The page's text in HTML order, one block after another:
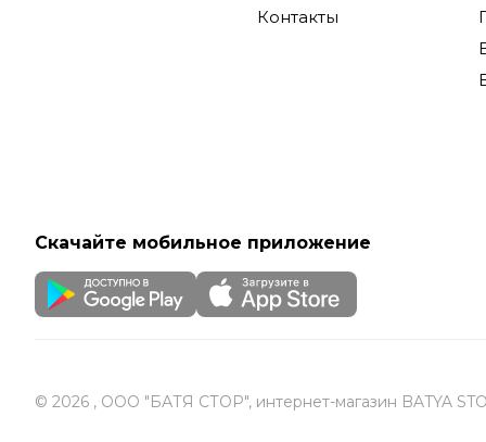
Kyocera
крупных
Контакты
Скачайте мобильное приложение
© 2026 , ООО "БАТЯ СТОР", интернет-магазин BATYA